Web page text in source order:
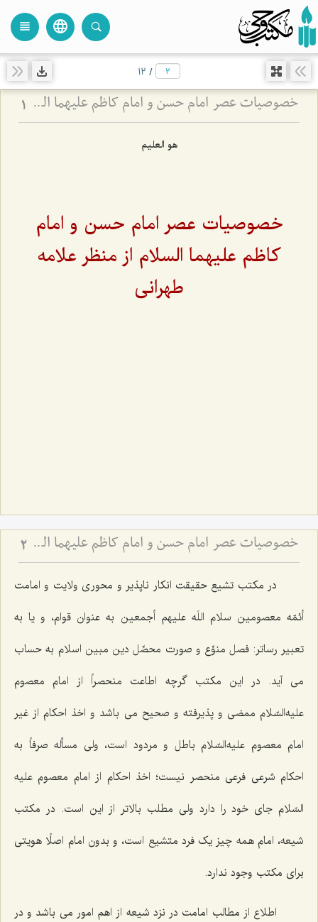
language
view_headline
/
12
خصوصیات عصر امام حسن و امام کاظم علیهما السلام از منظر علامه طهرانی 1
هو العلیم
خصوصیات عصر امام حسن و امام
کاظم علیهما السلام از منظر علامه
طهرانی
خصوصیات عصر امام حسن و امام کاظم علیهما السلام از منظر علامه طهرانی 2
در مکتب تشیع حقیقت انکار ناپذیر و محورى ولایت و امامت
أئمّه معصومین سلام اللَه علیهم أجمعین به عنوان قوام، و یا به
تعبیر رساتر: فصل منوِّع و صورت محصِّل دین مبین اسلام به حساب
مى ‌آید. در این مکتب گرچه اطاعت منحصراً از امام معصوم
علیه‌السّلام ممضى و پذیرفته و صحیح مى ‌باشد و اخذ احکام از غیر
امام معصوم علیه‌السّلام باطل و مردود است، ولى مسأله صرفاً به
احکام شرعى فرعى منحصر نیست؛ اخذ احکام از امام معصوم علیه
السّلام جاى خود را دارد ولى مطلب بالاتر از این است. در مکتب
شیعه، امام همه چیز یک فرد متشیع است، و بدون امام اصلًا هویتى
براى مکتب وجود ندارد.
اطلاع از مطالب امامت در نزد شیعه از اهم امور می باشد و در